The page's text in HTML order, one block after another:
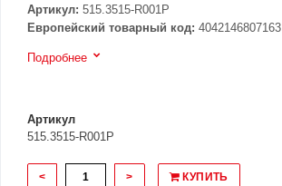
Артикул: 515.3515-R001P
Европейский товарный код: 4042146807163
Подробнее
Артикул
515.3515-R001P
< > КУПИТЬ